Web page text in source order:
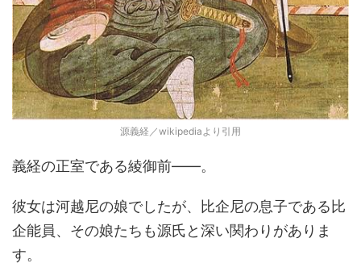
源義経／wikipediaより引用
義経の正室である綾御前――。
彼女は河越尼の娘でしたが、比企尼の息子である比
企能員、その娘たちも源氏と深い関わりがありま
す。